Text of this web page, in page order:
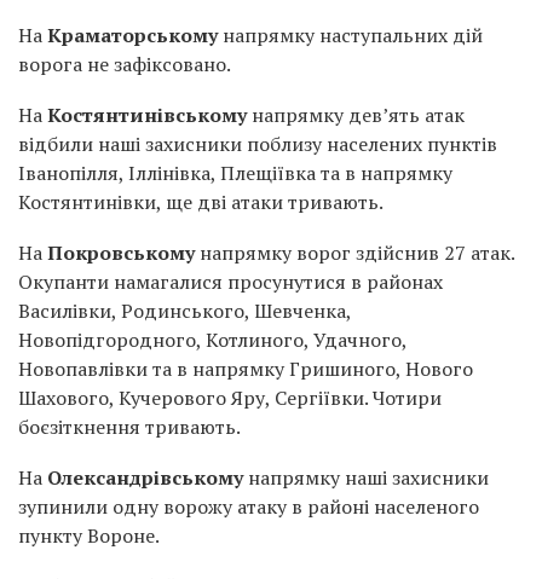
НаКраматорськомунапрямку наступальних дій
ворога не зафіксовано.
НаКостянтинівськомунапрямку дев’ять атак
відбили наші захисники поблизу населених пунктів
Іванопілля, Іллінівка, Плещіївка та в напрямку
Костянтинівки, ще дві атаки тривають.
НаПокровськомунапрямку ворог здійснив 27 атак.
Окупанти намагалися просунутися в районах
Василівки, Родинського, Шевченка,
Новопідгородного, Котлиного, Удачного,
Новопавлівки та в напрямку Гришиного, Нового
Шахового, Кучерового Яру, Сергіївки. Чотири
боєзіткнення тривають.
На Олександрівськомунапрямку наші захисники
зупинили одну ворожу атаку в районі населеного
пункту Вороне.